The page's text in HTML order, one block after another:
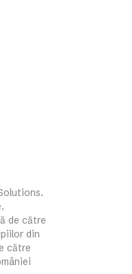
de către
din
către